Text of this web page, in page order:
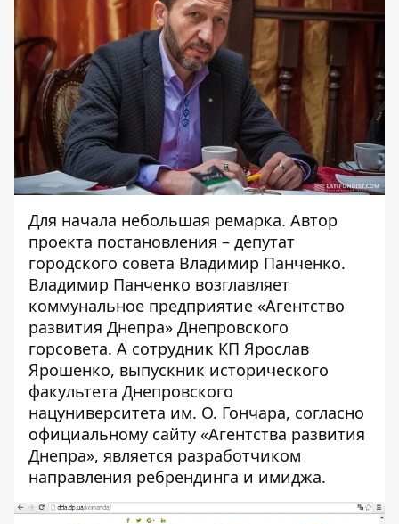
Для начала небольшая ремарка. Автор
проекта постановления – депутат
городского совета Владимир Панченко.
Владимир Панченко возглавляет
коммунальное предприятие «Агентство
развития Днепра» Днепровского
горсовета. А сотрудник КП Ярослав
Ярошенко, выпускник исторического
факультета Днепровского
нацуниверситета им. О. Гончара, согласно
официальному сайту «Агентства развития
Днепра», является разработчиком
направления ребрендинга и имиджа.